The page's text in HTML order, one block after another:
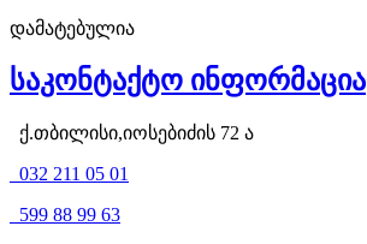
დამატებულია
საკონტაქტო ინფორმაცია
ქ.თბილისი,იოსებიძის 72 ა
032 211 05 01
599 88 99 63